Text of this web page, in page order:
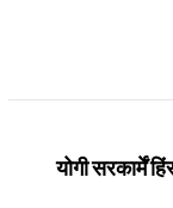
योगी सरकार्में